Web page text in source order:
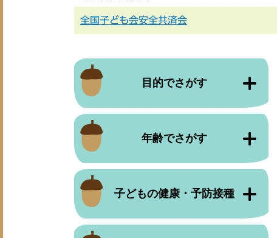
全国子ども会安全共済会
目的でさがす
年齢でさがす
子どもの健康・予防接種